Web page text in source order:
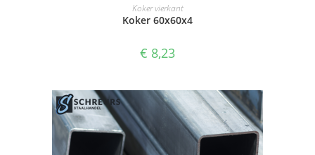
SELECTEER OPTIES
Koker vierkant
Koker 60x60x4
€ 8,23